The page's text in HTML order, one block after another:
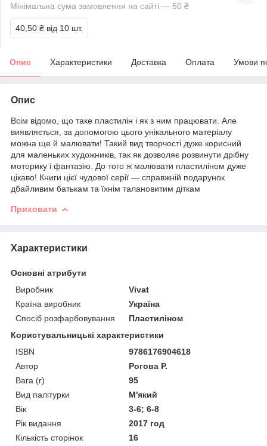
Мінімальна сума замовлення на сайті — 50 ₴
40,50 ₴ від 10 шт.
Опис Характеристики Доставка Оплата Умови
Опис
Всім відомо, що таке пластилін і як з ним працювати. Але
виявляється, за допомогою цього унікального матеріалу
можна ще й малювати! Такий вид творчості дуже корисний
для маленьких художників, так як дозволяє розвинути дрібну
моторику і фантазію. До того ж малювати пластиліном дуже
цікаво! Книги цієї чудової серії — справжній подарунок
дбайливим батькам та їхнім талановитим діткам
Приховати
Характеристики
Основні атрибути
Виробник
Vivat
Країна виробник
Україна
Спосіб розфарбовування
Пластиліном
Користувальницькі характеристики
ISBN
9786176904618
Автор
Рогова Р.
Вага (г)
95
Вид палітурки
М'який
Вік
3-6; 6-8
Рік видання
2017 год
Кількість сторінок
16